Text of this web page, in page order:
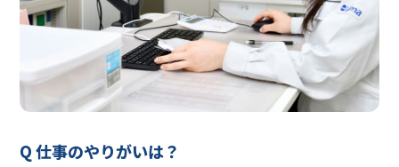
Q 仕事のやりがいは？